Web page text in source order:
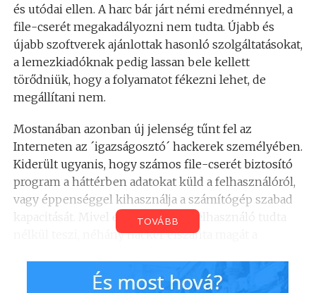
és utódai ellen. A harc bár járt némi eredménnyel, a
file-cserét megakadályozni nem tudta. Újabb és
újabb szoftverek ajánlottak hasonló szolgáltatásokat,
a lemezkiadóknak pedig lassan bele kellett
törődniük, hogy a folyamatot fékezni lehet, de
megállítani nem.
Mostanában azonban új jelenség tűnt fel az
Interneten az ´igazságosztó´ hackerek személyében.
Kiderült ugyanis, hogy számos file-cserét biztosító
program a háttérben adatokat küld a felhasználóról,
vagy éppenséggel kihasználja a számítógép szabad
kapacitását. Mivel ezt általában a felhasználó tudta
nélkül teszi, néhány hacker elszánta magát a
Az egyik legkedveltebb file-csere programnak, a
TOVÁBB